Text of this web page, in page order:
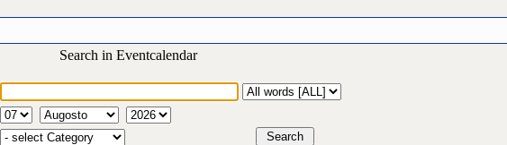
Search in Eventcalendar